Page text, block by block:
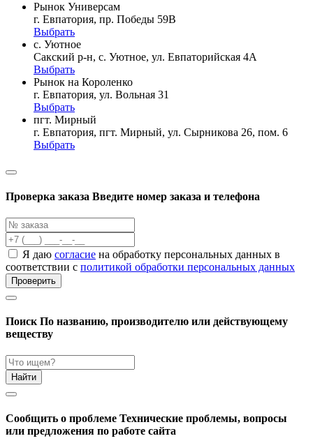
Рынок Универсам
г. Евпатория, пр. Победы 59В
Выбрать
с. Уютное
Сакский р-н, с. Уютное, ул. Евпаторийская 4А
Выбрать
Рынок на Короленко
г. Евпатория, ул. Вольная 31
Выбрать
пгт. Мирный
г. Евпатория, пгт. Мирный, ул. Сырникова 26, пом. 6
Выбрать
Проверка заказа Введите номер заказа и телефона
Я даю согласие на обработку персональных данных в
соответствии с политикой обработки персональных данных
Проверить
Поиск По названию, производителю или действующему
веществу
Найти
Cообщить о проблеме Технические проблемы, вопросы
или предложения по работе сайта